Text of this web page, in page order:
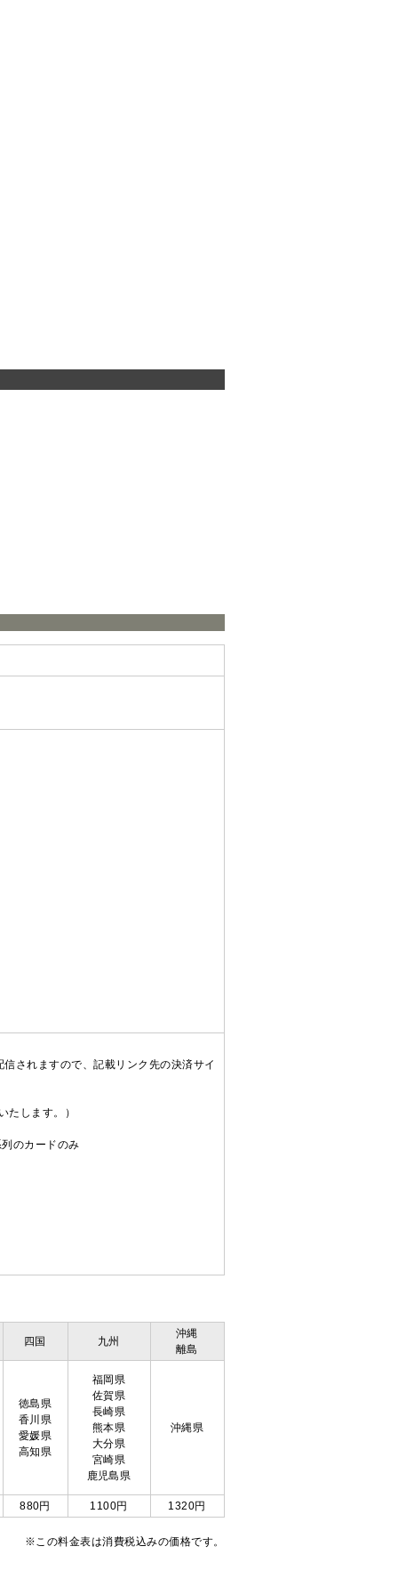
されますので、記載リンク先の決済サイ
たします。）
のカードのみ
四国 九州
沖縄
離島
徳島県
香川県
愛媛県
高知県
福岡県
佐賀県
長崎県
熊本県
大分県
宮崎県
鹿児島県
沖縄県
880円 1100円 1320円
※この料金表は消費税込みの価格です。